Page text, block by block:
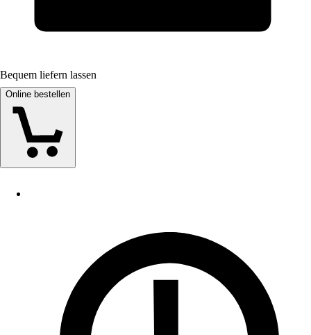
Bequem liefern lassen
Online bestellen